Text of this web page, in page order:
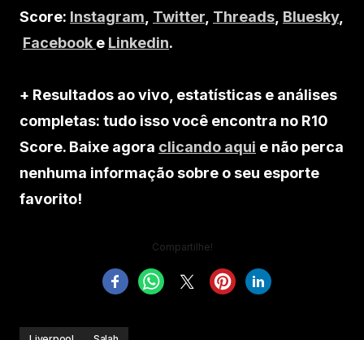
Score: Instagram Twitter Threads Bluesky,
Facebook e Linkedin.
+ Resultados ao vivo, estatísticas e análises
completas: tudo isso você encontra no R10
Score. Baixe agora clicando aqui e não perca
nenhuma informação sobre o seu esporte
favorito!
Compartilhe!